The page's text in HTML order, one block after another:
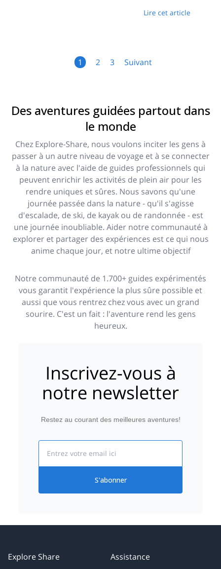
Lire cet article
1 2 3 Suivant
Des aventures guidées partout dans
le monde
Chez Explore-Share, nous voulons inciter les gens à
passer à un autre niveau de voyage et à se connecter
à la nature avec l'aide de guides professionnels qui
peuvent enrichir les activités de plein air pour les
rendre uniques et sûres. Nous savons qu'une
journée passée dans la nature - qu'il s'agisse
d'escalade, de ski, de kayak ou de randonnée - est
une journée inoubliable. Aider notre communauté à
explorer et partager des expériences est ce qui nous
anime chaque jour, et notre ultime objectif
Notre communauté de 1.700+ guides expérimentés
vous garantit l'expérience la plus sûre possible et
aussi que vous rentrez chez vous avec un grand
sourire. C'est un fait : l'aventure rend les gens
heureux.
Inscrivez-vous à
notre newsletter
Restez au courant des meilleures aventures!
S'abonner
Explore Share Assistance